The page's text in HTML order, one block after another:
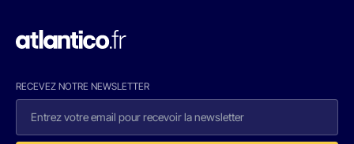
RECEVEZ NOTRE NEWSLETTER